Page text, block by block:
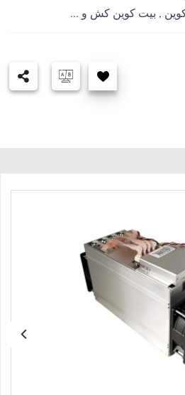
, بیت کوین کش و ...